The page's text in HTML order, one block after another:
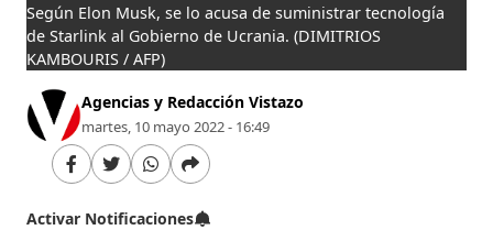
Según Elon Musk, se lo acusa de suministrar tecnología
de Starlink al Gobierno de Ucrania. (DIMITRIOS
KAMBOURIS / AFP)
Agencias y Redacción Vistazo
martes, 10 mayo 2022 - 16:49
Activar Notificaciones